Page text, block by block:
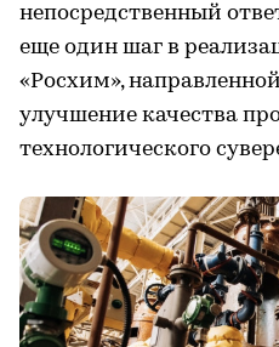
непосредственный
еще один шаг в
«Росхим»,
улучшение качества
технологического